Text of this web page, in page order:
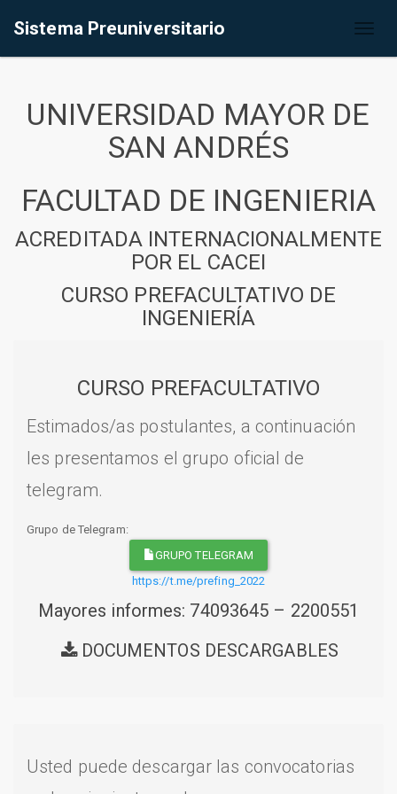
Sistema Preuniversitario
UNIVERSIDAD MAYOR DE
SAN ANDRÉS
FACULTAD DE INGENIERIA
ACREDITADA INTERNACIONALMENTE
POR EL CACEI
CURSO PREFACULTATIVO DE
INGENIERÍA
CURSO PREFACULTATIVO
Estimados/as postulantes, a continuación
les presentamos el grupo oficial de
telegram.
Grupo de Telegram:
GRUPO TELEGRAM
https://t.me/prefing_2022
Mayores informes: 74093645 – 2200551
DOCUMENTOS DESCARGABLES
Usted puede descargar las convocatorias